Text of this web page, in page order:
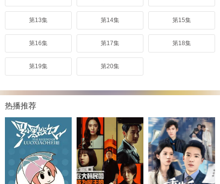
第13集 第14集 第15集
第16集 第17集 第18集
第19集 第20集
热播推荐